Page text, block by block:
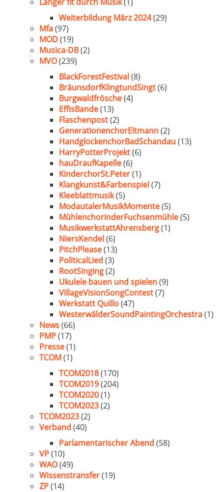
Weiterbildung März 2024(29)
Mfa(97)
MOD(19)
Musica-DB(2)
MVO(239)
BlackForestFestival(8)
BräunsdorfKlingtundSingt(6)
Burgwaldfrösche(4)
EffisBande(13)
Flaschenpost(2)
GenerationenchorEltmann(2)
HandglockenchorBadSchandau(13)
HarryPotterProjekt(6)
hauDraufKapelle(6)
KinderchorSt.Peter(1)
Klangkunst&Farbenspiel(7)
Kleeblattmusik(5)
ModautalerMusikMomente(5)
MühlenchorinderFuchsenmühle(5)
MusikwerkstattAhrensberg(1)
NiersKendel(6)
PitchPlease(13)
PoliticalLied (3)
RootSinging(2)
Ukulele bauen und spielen(9)
VillageVisionSongContest(7)
Werkstatt Quillo(47)
WesterwälderSoundPaintingOrchestra(1)
News(66)
PMP(17)
Presse(1)
TCOM(1)
TCOM2018(170)
TCOM2019(204)
TCOM2020(1)
TCOM2023(2)
TCOM2023(2)
Verband (40)
Parlamentarischer Abend (58)
VP(10)
WAO(49)
Wissenstransfer(19)
ZP(14)